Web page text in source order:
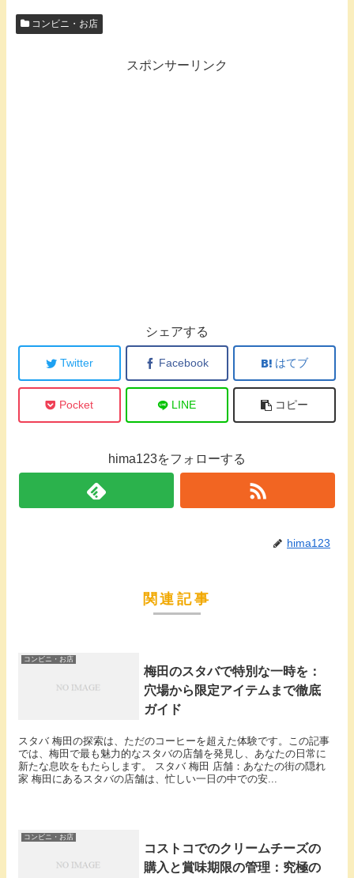
コンビニ・お店
スポンサーリンク
シェアする
Twitter Facebook はてブ
Pocket LINE コピー
hima123をフォローする
hima123
関連記事
コンビニ・お店
梅田のスタバで特別な一時を：
穴場から限定アイテムまで徹底
ガイド
スタバ 梅田の探索は、ただのコーヒーを超えた体験です。この記事
では、梅田で最も魅力的なスタバの店舗を発見し、あなたの日常に
新たな息吹をもたらします。 スタバ 梅田 店舗：あなたの街の隠れ
家 梅田にあるスタバの店舗は、忙しい一日の中での安...
コンビニ・お店
コストコでのクリームチーズの
購入と賞味期限の管理：究極の